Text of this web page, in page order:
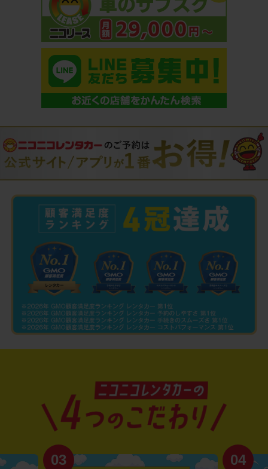
03 04